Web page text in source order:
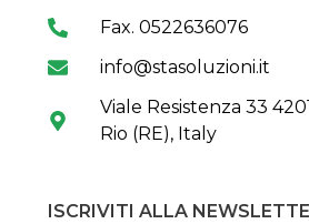
Fax. 0522636076
info@stasoluzioni.it
Viale Resistenza 33
Rio (RE), Italy
ISCRIVITI ALLA